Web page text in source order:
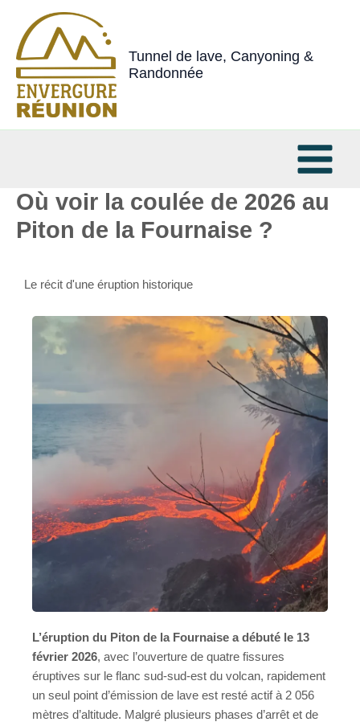
contenu
Tunnel de lave, Canyoning &
Randonnée
Où voir la coulée de 2026 au
Piton de la Fournaise ?
Le récit d'une éruption historique
L’éruption du Piton de la Fournaise a débuté le 13
février 2026, avec l’ouverture de quatre fissures
éruptives sur le flanc sud-sud-est du volcan, rapidement
un seul point d’émission de lave est resté actif à 2 056
mètres d’altitude. Malgré plusieurs phases d’arrêt et de